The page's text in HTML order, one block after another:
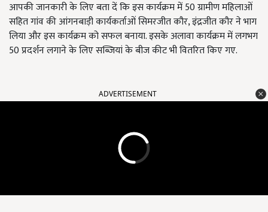
आपकी जानकारी के लिए बता दें कि इस कार्यक्रम में 50 ग्रामीण महिलाओं
सहित गांव की आंगनबाड़ी कार्यकर्ताओं सिमरजीत कौर, इंद्रजीत कौर ने भाग
लिया और इस कार्यक्रम को सफल बनाया. इसके अलावा कार्यक्रम में लगभग
50 प्रदर्शन लगाने के लिए सब्जियां के बीज कीट भी वितरित किए गए.​
ADVERTISEMENT